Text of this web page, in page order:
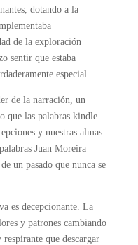
dotando a la
de la exploración
sentir que estaba
especial.
de la narración, un
que las palabras kindle
y nuestras almas.
Juan Moreira
un pasado que nunca se
es decepcionante. La
y patrones cambiando
que descargar